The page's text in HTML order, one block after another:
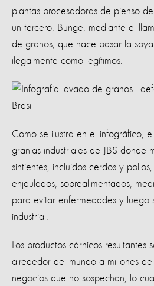
plantas procesadoras de pienso
un tercero, Bunge, mediante el
de granos, que hace pasar la
ilegalmente como legítimos.
Como se ilustra en el infográfico,
granjas industriales de JBS donde
sintientes, incluidos cerdos y
enjaulados, sobrealimentados,
para evitar enfermedades y luego
industrial.
Los productos cárnicos resultantes
alrededor del mundo a millones de
negocios que no sospechan, lo